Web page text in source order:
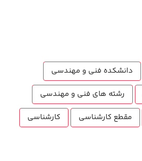
دانشکده فنی و مهندسی
رشته های فنی و مهندسی
مقطع کارشناسی کارشناسی